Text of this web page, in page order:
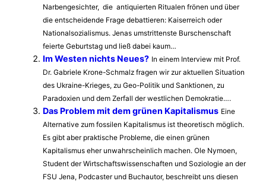
Narbengesichter, die antiquierten Ritualen frönen und über
die entscheidende Frage debattieren: Kaiserreich oder
Nationalsozialismus. Jenas umstrittenste Burschenschaft
feierte Geburtstag und ließ dabei kaum…
Im Westen nichts Neues? In einem Interview mit Prof.
Dr. Gabriele Krone-Schmalz fragen wir zur aktuellen Situation
des Ukraine-Krieges, zu Geo-Politik und Sanktionen, zu
Paradoxien und dem Zerfall der westlichen Demokratie….
Das Problem mit dem grünen Kapitalismus Eine
Alternative zum fossilen Kapitalismus ist theoretisch möglich.
Es gibt aber praktische Probleme, die einen grünen
Kapitalismus eher unwahrscheinlich machen. Ole Nymoen,
Student der Wirtschaftswissenschaften und Soziologie an der
FSU Jena, Podcaster und Buchautor, beschreibt uns diesen